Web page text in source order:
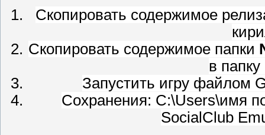
Скопировать содержимое
Скопировать содержимое папки
в
Запустить игру файлом
Сохранения: C:\Users\имя
SocialClub